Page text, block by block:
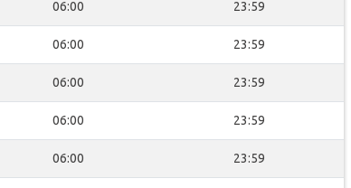
06:00 23:59
06:00 23:59
06:00 23:59
06:00 23:59
06:00 23:59